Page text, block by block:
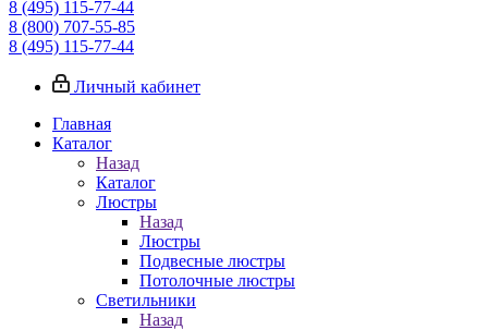
8 (495) 115-77-44
8 (800) 707-55-85
8 (495) 115-77-44
Личный кабинет
Главная
Каталог
Назад
Каталог
Люстры
Назад
Люстры
Подвесные люстры
Потолочные люстры
Светильники
Назад